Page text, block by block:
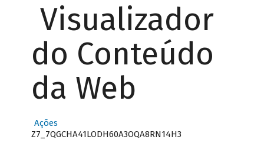
Visualizador
do Conteúdo
da Web
Ações
Z7_7QGCHA41LODH60A3OQA8RN14H3